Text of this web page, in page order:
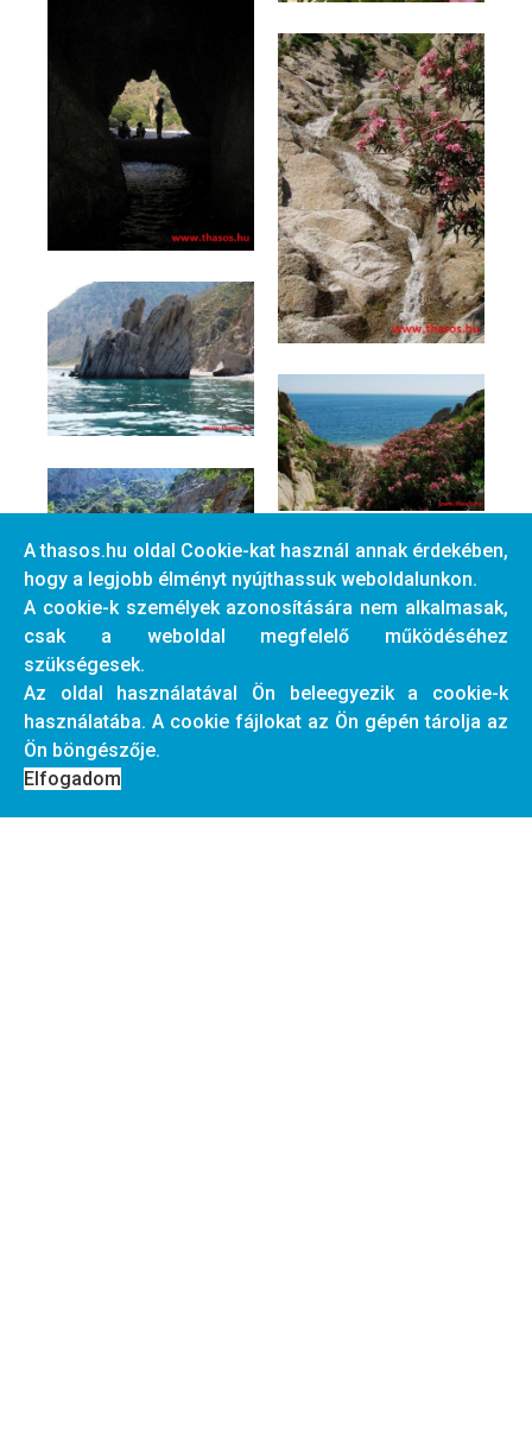
A thasos.hu oldal Cookie-kat használ annak érdekében,
hogy a legjobb élményt nyújthassuk weboldalunkon.
A cookie-k személyek azonosítására nem alkalmasak,
csak a weboldal megfelelő működéséhez
szükségesek.
Az oldal használatával Ön beleegyezik a cookie-k
használatába. A cookie fájlokat az Ön gépén tárolja az
Ön böngészője.
Elfogadom